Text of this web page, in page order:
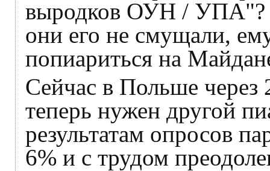
выродков ОУН / УПА"?
они его не смущали,
попиариться на
Сейчас в Польше
теперь нужен другой
результатам опросов
6% и с трудом